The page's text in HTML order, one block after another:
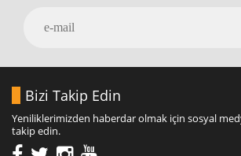
Bizi Takip Edin
Yeniliklerimizden haberdar olmak için sosyal
takip edin.